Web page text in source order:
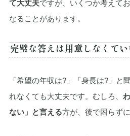
て大丈夫ですが、いくつか考えて
なることがあります。
完璧な答えは用意しなくてい
「希望の年収は?」「身長は?」と
れなくても大丈夫です。むしろ、
ない」と言える方が、後で困らずに